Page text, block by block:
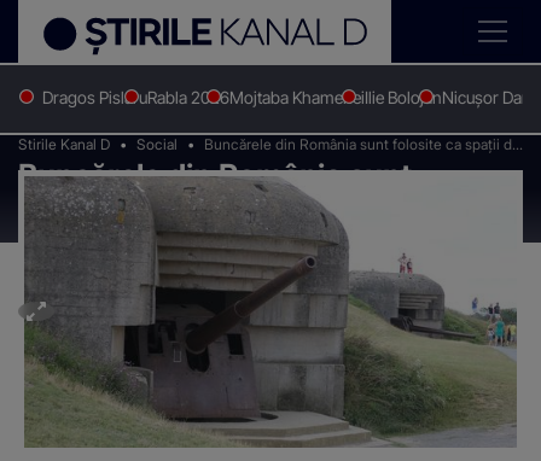
Dragos PislaruRabla 2026Mojtaba KhameneiIlie BolojanNicușor Dan
Stirile Kanal D Social
Buncărele din România sunt folosite ca spații de
depozitare
Buncărele din România sunt
folosite ca spații de depozitare